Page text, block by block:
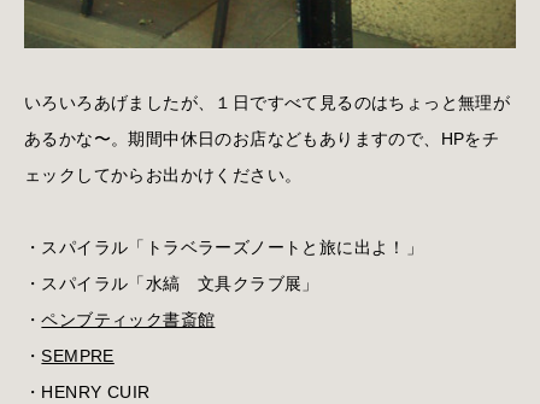
いろいろあげましたが、１日ですべて見るのはちょっと無理が
あるかな〜。期間中休日のお店などもありますので、HPをチ
ェックしてからお出かけください。
・スパイラル「トラベラーズノートと旅に出よ！」
・スパイラル「水縞 文具クラブ展」
・ペンブティック書斎館
・SEMPRE
・HENRY CUIR